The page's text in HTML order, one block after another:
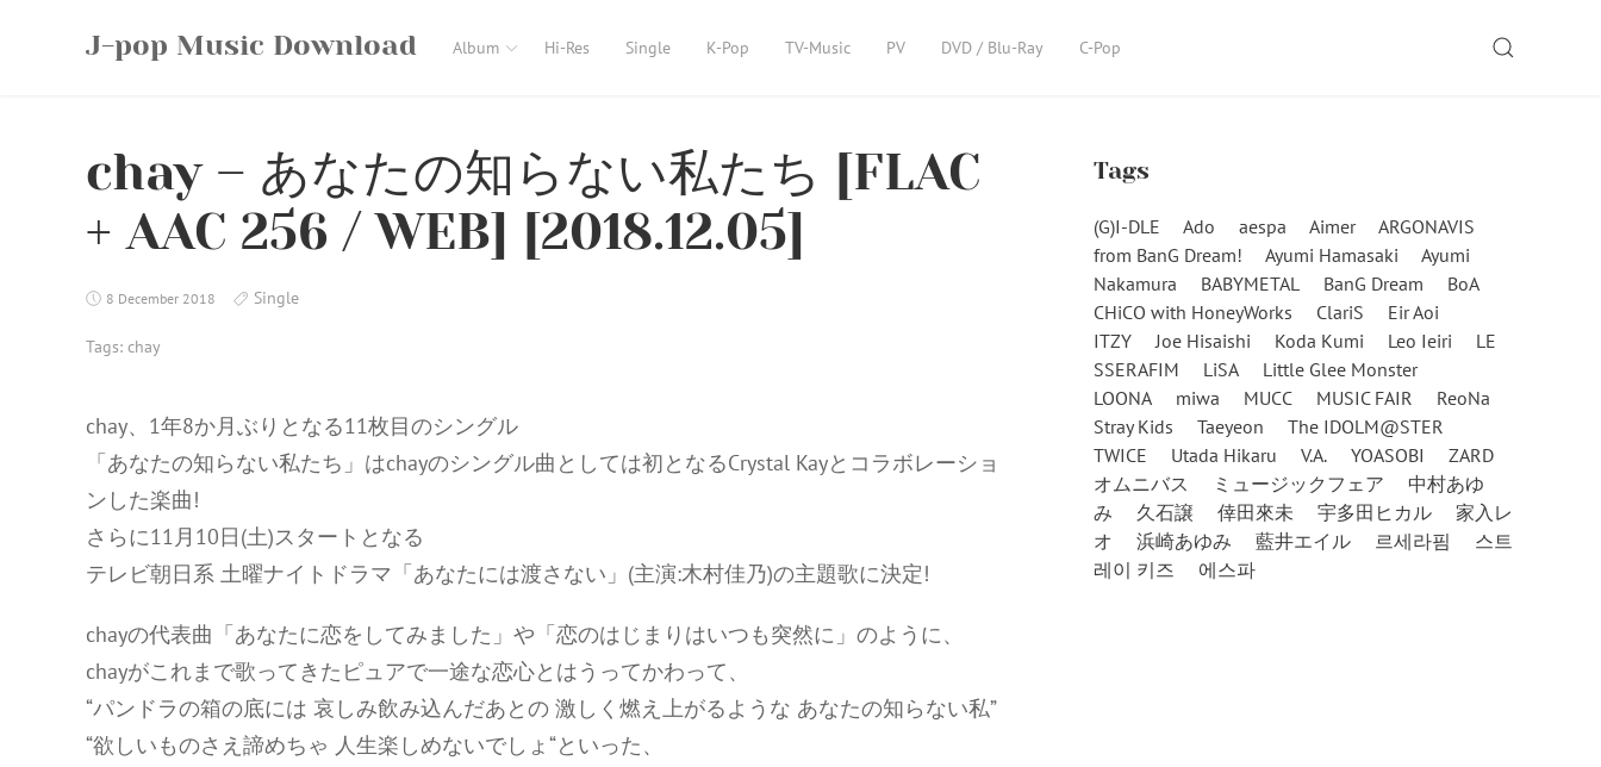
J-pop Music Download Album Hi-Res Single K-Pop TV-Music PV DVD / Blu-Ray C-Pop SEARCH
chay – あなたの知らない私たち [FLAC
+ AAC 256 / WEB] [2018.12.05]
8 December 2018 Single
Tags: chay
chay、1年8か月ぶりとなる11枚目のシングル
「あなたの知らない私たち」はchayのシングル曲としては初となるCrystal Kayとコラボレーショ
ンした楽曲!
さらに11月10日(土)スタートとなる
テレビ朝日系 土曜ナイトドラマ「あなたには渡さない」(主演:木村佳乃)の主題歌に決定!
chayの代表曲「あなたに恋をしてみました」や「恋のはじまりはいつも突然に」のように、
chayがこれまで歌ってきたピュアで一途な恋心とはうってかわって、
“パンドラの箱の底には 哀しみ飲み込んだあとの 激しく燃え上がるような あなたの知らない私”
“欲しいものさえ諦めちゃ 人生楽しめないでしょ“といった、
Tags
(G)I-DLE Ado aespa Aimer
ARGONAVIS
from BanG Dream!
Ayumi Hamasaki
Ayumi
Nakamura
BABYMETAL BanG Dream
BoA
CHiCO with HoneyWorks
ClariS
Eir Aoi
ITZY
Joe Hisaishi Koda Kumi Leo Ieiri
LE
SSERAFIM
LiSA
Little Glee Monster
LOONA
miwa MUCC MUSIC FAIR
ReoNa
Stray Kids
Taeyeon
The IDOLM@STER
TWICE
Utada Hikaru V.A. YOASOBI
ZARD
オムニバス
ミュージックフェア
中村あゆ
み
久石譲 倖田來未 宇多田ヒカル
家入レ
オ
浜崎あゆみ 藍井エイル 르세라핌
스트
레이 키즈
에스파